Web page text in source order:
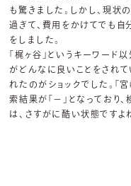
も驚きました。しかし、現
過ぎて、費用をかけてでも
をしました。
「梶ヶ谷」というキーワード
がどんなに良いことをされて
れたのがショックでした。「
索結果が「－」となっており
は、さすがに酷い状態ですよ